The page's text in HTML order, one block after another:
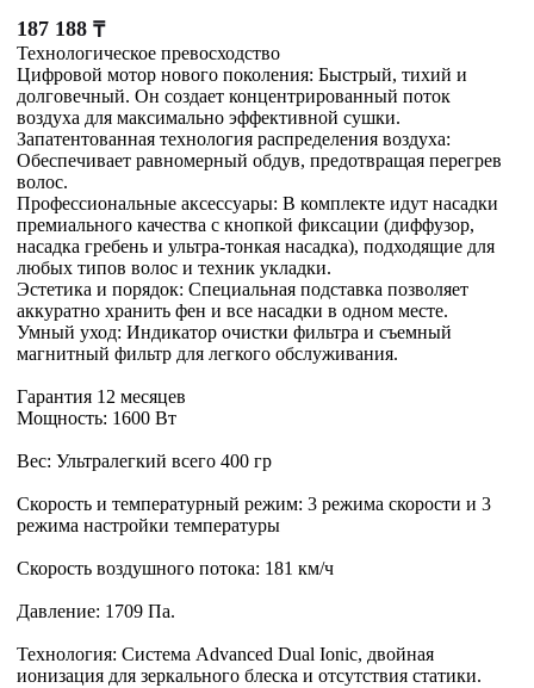
187 188 ₸
Технологическое превосходство
Цифровой мотор нового поколения: Быстрый, тихий и
долговечный. Он создает концентрированный поток
воздуха для максимально эффективной сушки.
Запатентованная технология распределения воздуха:
Обеспечивает равномерный обдув, предотвращая перегрев
волос.
Профессиональные аксессуары: В комплекте идут насадки
премиального качества с кнопкой фиксации (диффузор,
насадка гребень и ультра-тонкая насадка), подходящие для
любых типов волос и техник укладки.
Эстетика и порядок: Специальная подставка позволяет
аккуратно хранить фен и все насадки в одном месте.
Умный уход: Индикатор очистки фильтра и съемный
магнитный фильтр для легкого обслуживания.
Гарантия 12 месяцев
Мощность: 1600 Вт
Вес: Ультралегкий всего 400 гр
Скорость и температурный режим: 3 режима скорости и 3
режима настройки температуры
Скорость воздушного потока: 181 км/ч
Давление: 1709 Па.
Технология: Система Advanced Dual Ionic, двойная
ионизация для зеркального блеска и отсутствия статики.